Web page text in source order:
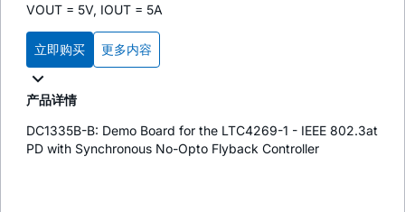
VOUT = 5V, IOUT = 5A
立即购买 更多内容
产品详情
DC1335B-B: Demo Board for the LTC4269-1 - IEEE 802.3at
PD with Synchronous No-Opto Flyback Controller